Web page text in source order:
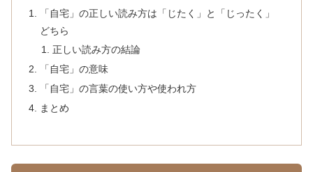
「自宅」の正しい読み方は「じたく」と「じったく」
どちら
正しい読み方の結論
「自宅」の意味
「自宅」の言葉の使い方や使われ方
まとめ